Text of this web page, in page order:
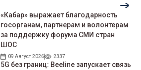
«Кабар» выражает благодарность
госорганам, партнерам и волонтерам
за поддержку форума СМИ стран
ШОС
09 Август 2026 2337
5G без границ: Beeline запускает связь